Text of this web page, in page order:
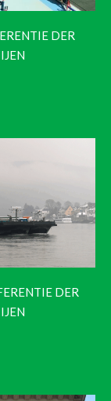
DER
DER